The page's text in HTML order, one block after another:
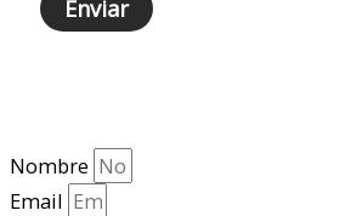
Enviar
Nombre
Email